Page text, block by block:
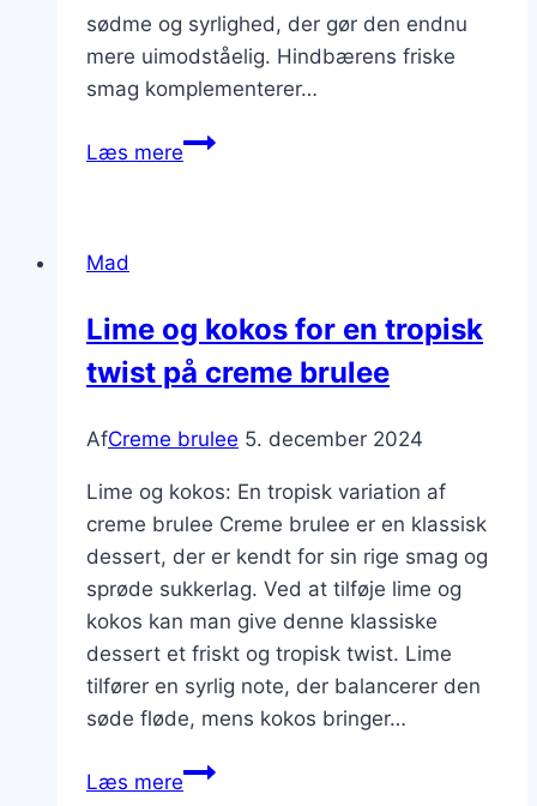
sødme og syrlighed, der gør den endnu
mere uimodståelig. Hindbærens friske
smag komplementerer…
Læs mereTasty
Mad
Lime og kokos for en tropisk
twist på creme brulee
AfCreme brulee 5. december 2024
Lime og kokos: En tropisk variation af
creme brulee Creme brulee er en klassisk
dessert, der er kendt for sin rige smag og
sprøde sukkerlag. Ved at tilføje lime og
kokos kan man give denne klassiske
dessert et friskt og tropisk twist. Lime
tilfører en syrlig note, der balancerer den
søde fløde, mens kokos bringer…
Læs mereLime